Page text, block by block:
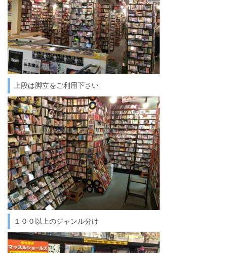
上段は脚立をご利用下さい
１００以上のジャンル分け